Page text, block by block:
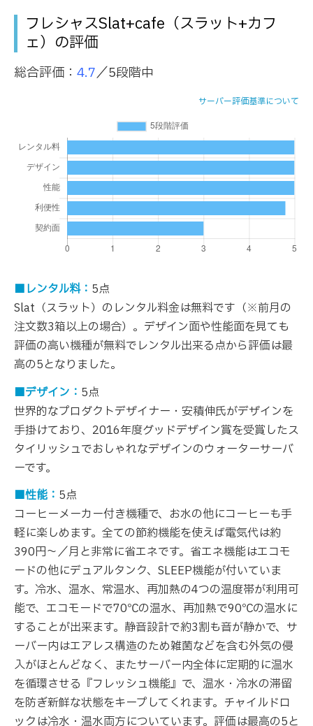
フレシャスSlat+cafe（スラット+カフ
ェ）の評価
総合評価： 4.7／5段階中
サーバー評価基準について
■レンタル料： 5点
Slat（スラット）のレンタル料金は無料です（※前月の
注文数3箱以上の場合）。デザイン面や性能面を見ても
評価の高い機種が無料でレンタル出来る点から評価は最
高の5となりました。
■デザイン： 5点
世界的なプロダクトデザイナー・安積伸氏がデザインを
手掛けており、2016年度グッドデザイン賞を受賞したス
タイリッシュでおしゃれなデザインのウォーターサーバ
ーです。
■性能： 5点
コーヒーメーカー付き機種で、お水の他にコーヒーも手
軽に楽しめます。全ての節約機能を使えば電気代は約
390円～／月と非常に省エネです。省エネ機能はエコモ
ードの他にデュアルタンク、SLEEP機能が付いていま
す。冷水、温水、常温水、再加熱の4つの温度帯が利用可
能で、エコモードで70℃の温水、再加熱で90℃の温水に
することが出来ます。静音設計で約3割も音が静かで、サ
ーバー内はエアレス構造のため雑菌などを含む外気の侵
入がほとんどなく、またサーバー内全体に定期的に温水
を循環させる『フレッシュ機能』で、温水・冷水の滞留
を防ぎ新鮮な状態をキープしてくれます。チャイルドロ
ックは冷水・温水両方についています。評価は最高の5と